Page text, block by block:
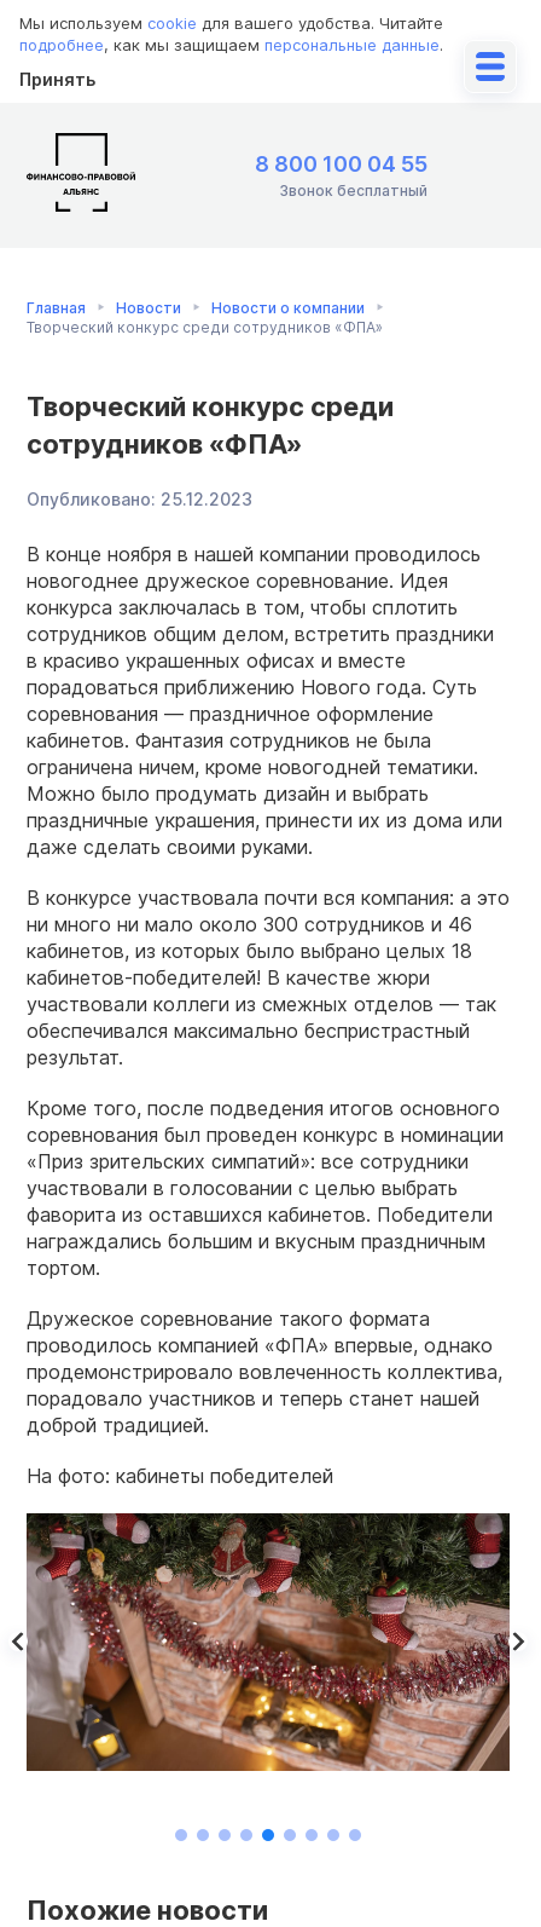
Мы используем cookie для вашего удобства. Читайте
подробнее, как мы защищаем персональные данные.
Принять
8 800 100 04 55
Звонок бесплатный
Главная Новости
Новости о компании
Творческий конкурс среди сотрудников «ФПА»
Творческий конкурс среди
сотрудников «ФПА»
Опубликовано: 25.12.2023
В конце ноября в нашей компании проводилось
новогоднее дружеское соревнование. Идея
конкурса заключалась в том, чтобы сплотить
сотрудников общим делом, встретить праздники
в красиво украшенных офисах и вместе
порадоваться приближению Нового года. Суть
соревнования — праздничное оформление
кабинетов. Фантазия сотрудников не была
ограничена ничем, кроме новогодней тематики.
Можно было продумать дизайн и выбрать
праздничные украшения, принести их из дома или
даже сделать своими руками.
В конкурсе участвовала почти вся компания: а это
ни много ни мало около 300 сотрудников и 46
кабинетов, из которых было выбрано целых 18
кабинетов-победителей! В качестве жюри
участвовали коллеги из смежных отделов — так
обеспечивался максимально беспристрастный
результат.
Кроме того, после подведения итогов основного
соревнования был проведен конкурс в номинации
«Приз зрительских симпатий»: все сотрудники
участвовали в голосовании с целью выбрать
фаворита из оставшихся кабинетов. Победители
награждались большим и вкусным праздничным
тортом.
Дружеское соревнование такого формата
проводилось компанией «ФПА» впервые, однако
продемонстрировало вовлеченность коллектива,
порадовало участников и теперь станет нашей
доброй традицией.
На фото: кабинеты победителей
Похожие новости